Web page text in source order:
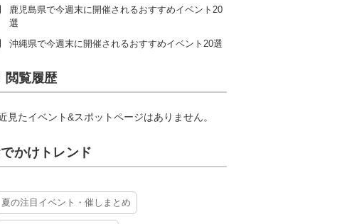
鹿児島県で今週末に開催されるおすすめイベント20
選
沖縄県で今週末に開催されるおすすめイベント20選
閲覧履歴
見たイベント&スポットページはありません。
かけトレンド
夏の注目イベント・催しまとめ